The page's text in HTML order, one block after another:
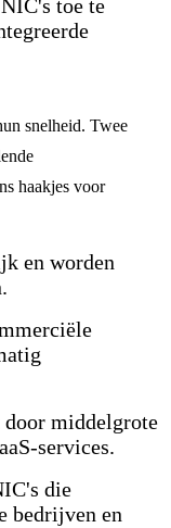
toe te
snelheid. Twee
haakjes voor
en worden
door middelgrote
services.
die
bedrijven en